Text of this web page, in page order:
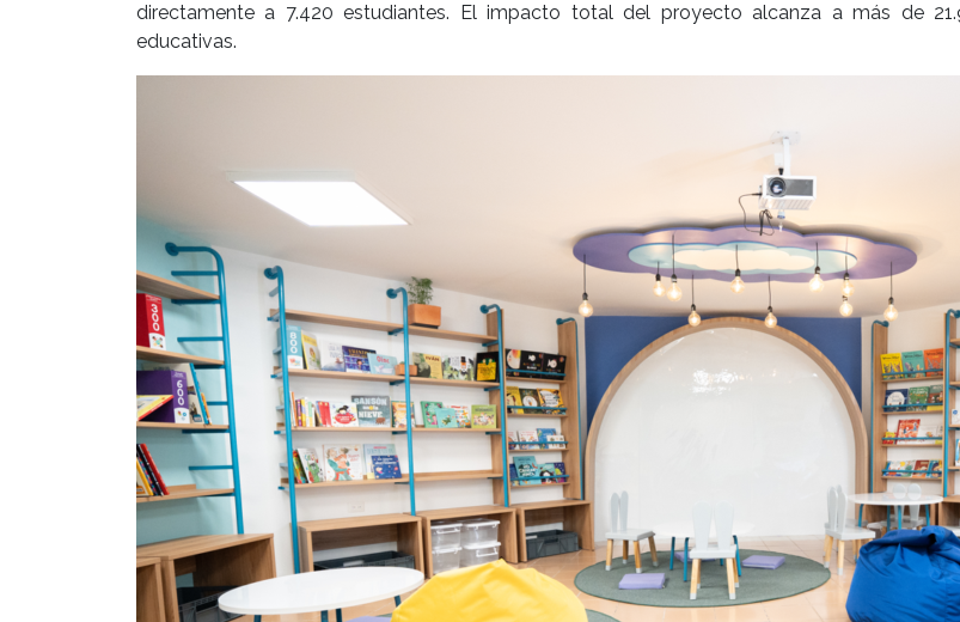
directamente a 7.420 estudiantes. El impacto total del proyecto alcanza a más de
educativas.